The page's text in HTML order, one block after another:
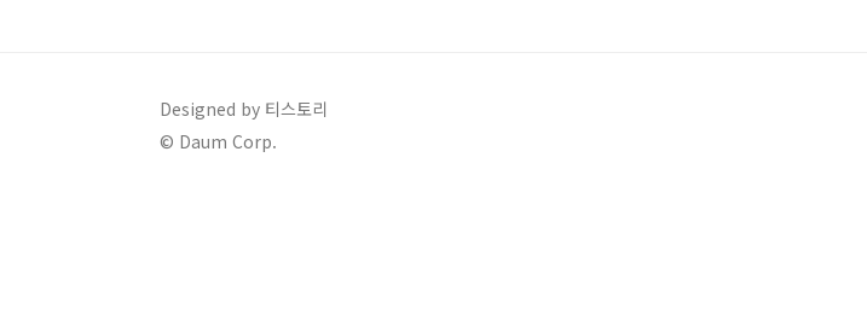
Designed by 티스토리
© Daum Corp.